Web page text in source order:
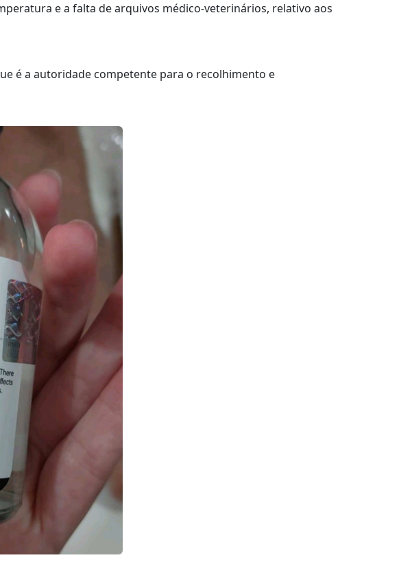
e a falta de arquivos médico-veterinários, relativo aos
é a autoridade competente para o recolhimento e